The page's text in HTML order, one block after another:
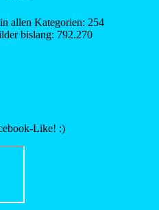
allen Kategorien: 254
bislang: 792.270
Like! :)